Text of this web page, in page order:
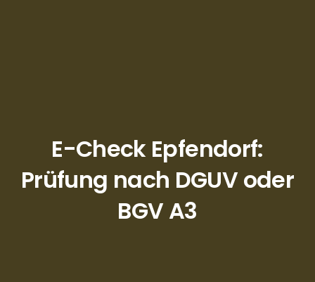
E-Check Epfendorf:
Prüfung nach DGUV oder
BGV A3